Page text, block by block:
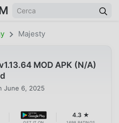
Majesty
MOD APK (N/A)
June 6, 2025
4.3 ★